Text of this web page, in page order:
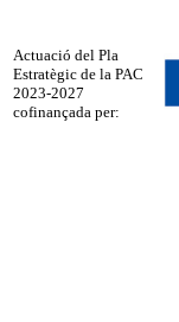
Actuació del Pla
Estratègic de la PAC
2023-2027
cofinançada per: